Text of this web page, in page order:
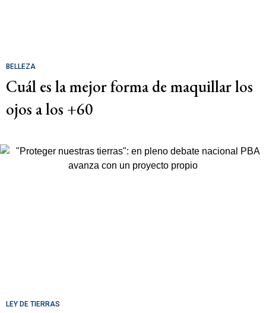
BELLEZA
Cuál es la mejor forma de maquillar los
ojos a los +60
LEY DE TIERRAS